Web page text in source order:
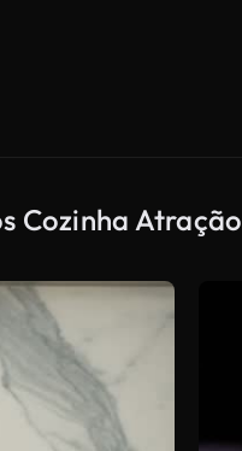
Cozinha Atração